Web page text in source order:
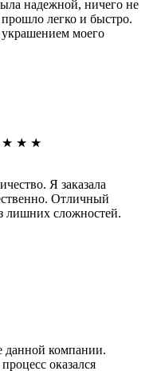
надежной, ничего не
легко и быстро.
украшением моего
★ ★ ★
Я заказала
Отличный
лишних сложностей.
данной компании.
оказался